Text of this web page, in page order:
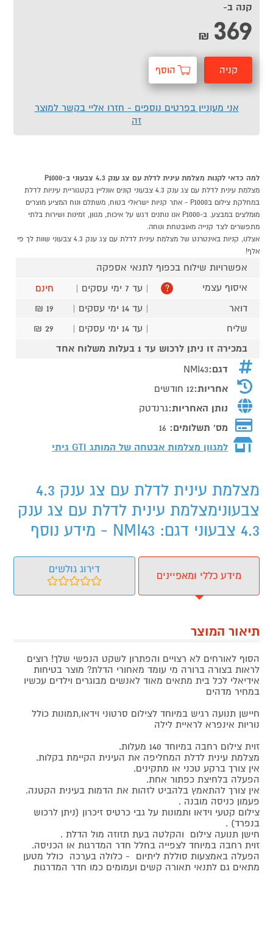
קנה ב-
369
₪
קניה הוסף
אני מעוניין בפרטים נוספים - חזרו אליי בקשר למוצר
זה
למה כדאי לקנות מצלמת עינית לדלת עם צג ענק 4.3 צבעוני ב-P1000
מצלמת עינית לדלת עם צג ענק 4.3 צבעוני קונים אונליין בקטגוריית עיניות לדלת
במחלקת צילום בP1000 - אתר קניות ישראלי בטוח, משתלם ונוח המציע מוצרים
מומלצים במבצע. ב-P1000 אנו נותנים דגש על איכות, מגוון, זמינות ושירות בלתי
מתפשרים לצד קנייה מאובטחת ונוחה.
אצלנו, קניות באינטרנט של מצלמת עינית לדלת עם צג ענק 4.3 צבעוני שוות לך פי
אלף!
אפשרויות שילוח בכפוף לתנאי אספקה
איסוף עצמי
? | עד 7 ימי עסקים |
חינם
דואר
| עד 14 ימי עסקים |
19 ₪
שליח
| עד 14 ימי עסקים |
29 ₪
במכירה זו ניתן לרכוש עד 1 בעלות משלוח אחד
דגם:NMI43
אחריות:12 חודשים
נותן האחריות:גרנדטק
מס' תשלומים: 16
למגוון מצלמות אבטחה של המותג GTI גיתי
מצלמת עינית לדלת עם צג ענק 4.3
צבעונימצלמת עינית לדלת עם צג ענק
4.3 צבעוני דגם: NMI43 - מידע נוסף
מידע כללי ומאפיינים
דירוג גולשים
תיאור המוצר
הסוף לאורחים לא רצויים והפתרון לשקט הנפשי שלך! רוצים
לראות בצורה ברורה מי עומד מאחורי הדלת? מוצר בטיחות
אידיאלי לכל בית מתאים מאוד לאנשים מבוגרים וילדים עכשיו
במחיר מדהים
חיישן תנועה רגיש במיוחד לצילום סרטוני וידאו,תמונות כולל
נוריות אינפרא לראיית לילה
זוית צילום רחבה במיוחד 140 מעלות.
מצלמת עינית לדלת המחליפה את העינית הקיימת בקלות.
אין צורך ברקע טכני או מתקינים.
הפעלה בלחיצת כפתור אחת.
אין צורך להתאמץ בלהביט לזהות את הדמות בעינית הקטנה.
פעמון כניסה מובנה .
צילום קטעי וידאו ותמונות על גבי כרטיס זיכרון (ניתן לרכוש
בנפרד) .
חישן תנועה צילום והקלטה בעת תזוזה מול הדלת .
זוית רחבה במיוחד לצפייה בחלל חדר המדרגות או הכניסה.
הפעלה באמצעות סוללת ליתיום - כלולה בערכה כולל מטען
מתאים גם לתנאי תאורה קשים ועמומים כמו חדר המדרגות